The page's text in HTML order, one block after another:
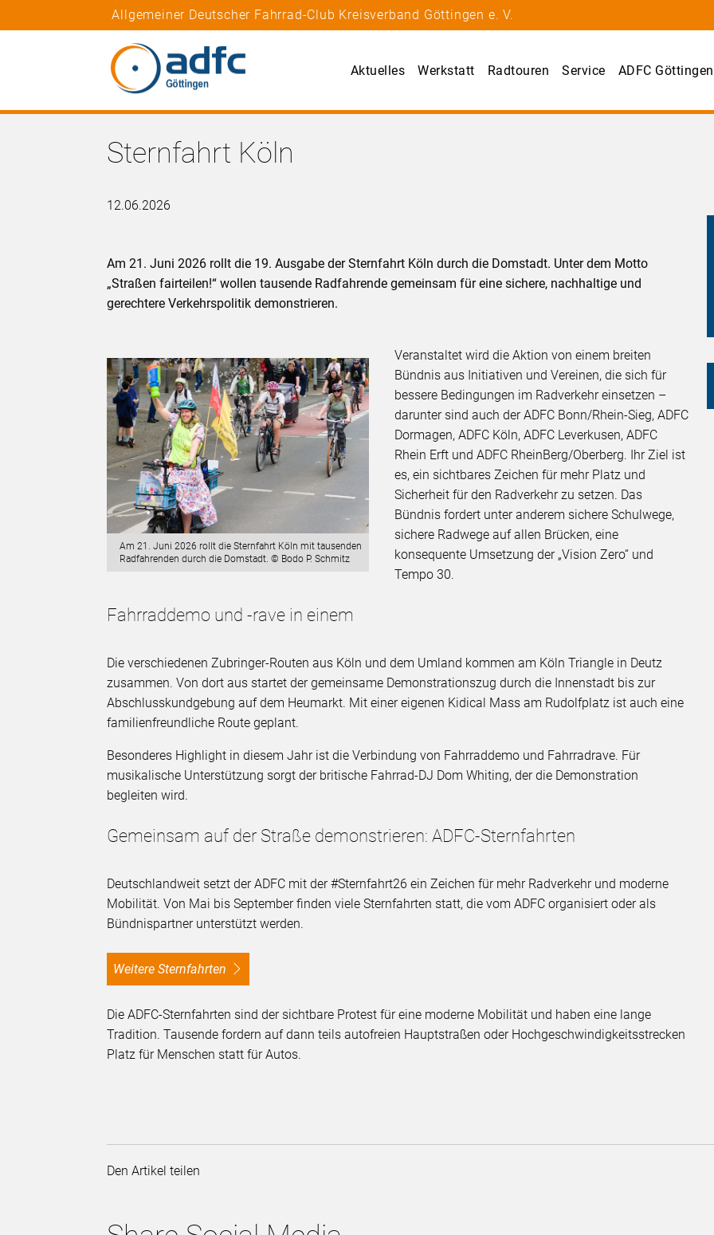
Allgemeiner Deutscher Fahrrad-Club Kreisverband Göttingen e. V.
Aktuelles Werkstatt Radtouren Service ADFC Göttingen
Sternfahrt Köln
12.06.2026
Am 21. Juni 2026 rollt die 19. Ausgabe der Sternfahrt Köln durch die Domstadt. Unter dem Motto
„Straßen fairteilen!“ wollen tausende Radfahrende gemeinsam für eine sichere, nachhaltige und
gerechtere Verkehrspolitik demonstrieren.
Am 21. Juni 2026 rollt die Sternfahrt Köln mit tausenden
Radfahrenden durch die Domstadt. © Bodo P. Schmitz
Veranstaltet wird die Aktion von einem breiten
Bündnis aus Initiativen und Vereinen, die sich für
bessere Bedingungen im Radverkehr einsetzen –
darunter sind auch der ADFC Bonn/Rhein-Sieg, ADFC
Dormagen, ADFC Köln, ADFC Leverkusen, ADFC
Rhein Erft und ADFC RheinBerg/Oberberg. Ihr Ziel ist
es, ein sichtbares Zeichen für mehr Platz und
Sicherheit für den Radverkehr zu setzen. Das
Bündnis fordert unter anderem sichere Schulwege,
sichere Radwege auf allen Brücken, eine
konsequente Umsetzung der „Vision Zero“ und
Tempo 30.
Fahrraddemo und -rave in einem
Die verschiedenen Zubringer-Routen aus Köln und dem Umland kommen am Köln Triangle in Deutz
zusammen. Von dort aus startet der gemeinsame Demonstrationszug durch die Innenstadt bis zur
Abschlusskundgebung auf dem Heumarkt. Mit einer eigenen Kidical Mass am Rudolfplatz ist auch eine
familienfreundliche Route geplant.
Besonderes Highlight in diesem Jahr ist die Verbindung von Fahrraddemo und Fahrradrave. Für
musikalische Unterstützung sorgt der britische Fahrrad-DJ Dom Whiting, der die Demonstration
begleiten wird.
Gemeinsam auf der Straße demonstrieren: ADFC-Sternfahrten
Deutschlandweit setzt der ADFC mit der #Sternfahrt26 ein Zeichen für mehr Radverkehr und moderne
Mobilität. Von Mai bis September finden viele Sternfahrten statt, die vom ADFC organisiert oder als
Bündnispartner unterstützt werden.
Weitere Sternfahrten
Die ADFC-Sternfahrten sind der sichtbare Protest für eine moderne Mobilität und haben eine lange
Tradition. Tausende fordern auf dann teils autofreien Hauptstraßen oder Hochgeschwindigkeitsstrecken
Platz für Menschen statt für Autos.
Den Artikel teilen